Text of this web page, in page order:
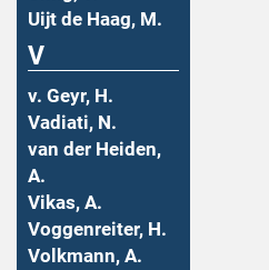
Uijt de Haag, M.
V
v. Geyr, H.
Vadiati, N.
van der Heiden,
A.
Vikas, A.
Voggenreiter, H.
Volkmann, A.